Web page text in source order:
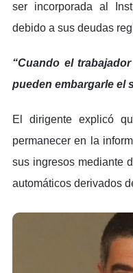
ser incorporada al
debido a sus deudas
“Cuando el
pueden embargarle el
El dirigente explicó
permanecer en la
sus ingresos mediante
automáticos derivados